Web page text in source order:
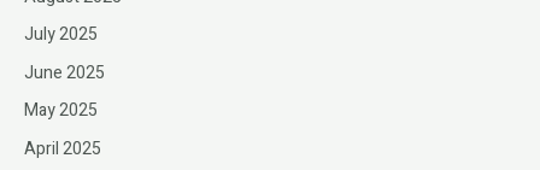
July 2025
June 2025
May 2025
April 2025